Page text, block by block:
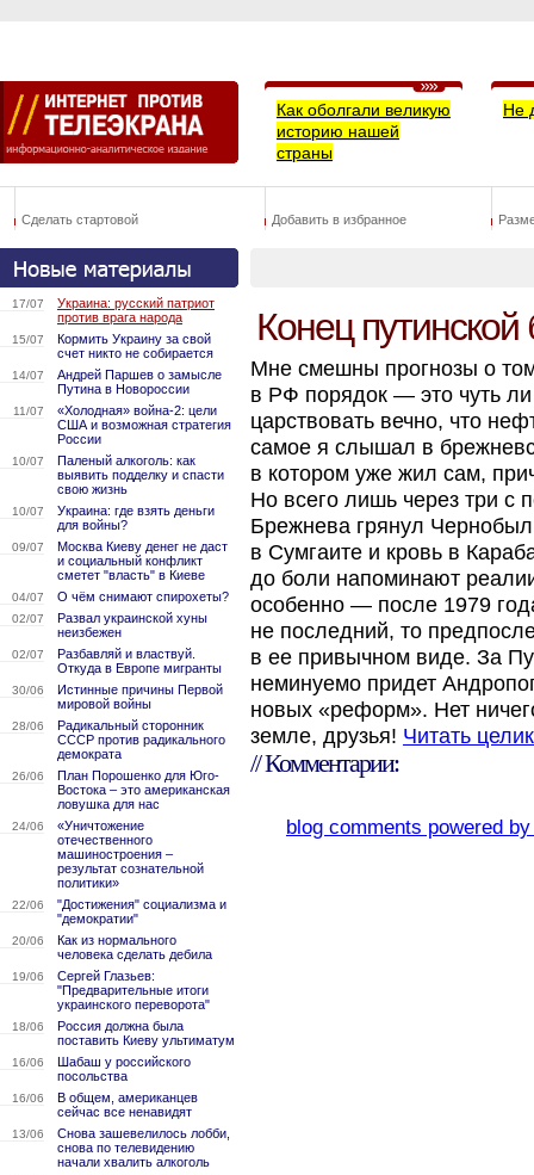
Как оболгали великую
историю нашей
страны
Не
Сделать стартовой Добавить в избранное
17/07
Украина: русский патриот
против врага народа
15/07
Кормить Украину за свой
счет никто не собирается
14/07
Андрей Паршев о замысле
Путина в Новороссии
11/07
«Холодная» война-2: цели
США и возможная стратегия
России
10/07
Паленый алкоголь: как
выявить подделку и спасти
свою жизнь
10/07
Украина: где взять деньги
для войны?
09/07
Москва Киеву денег не даст
и социальный конфликт
сметет "власть" в Киеве
04/07 О чём снимают спирохеты?
02/07
Развал украинской хуны
неизбежен
02/07
Разбавляй и властвуй.
Откуда в Европе мигранты
30/06
Истинные причины Первой
мировой войны
28/06
Радикальный сторонник
СССР против радикального
демократа
26/06
План Порошенко для Юго-
Востока – это американская
ловушка для нас
24/06
«Уничтожение
отечественного
машиностроения –
результат сознательной
политики»
22/06
"Достижения" социализма и
"демократии"
20/06
Как из нормального
человека сделать дебила
19/06
Сергей Глазьев:
"Предварительные итоги
украинского переворота"
18/06
Россия должна была
поставить Киеву ультиматум
16/06
Шабаш у российского
посольства
16/06
В общем, американцев
сейчас все ненавидят
13/06
Снова зашевелилось лобби,
снова по телевидению
начали хвалить алкоголь
Конец
Мне смешны прогнозы о
в РФ порядок — это чуть
царствовать вечно, что
самое я слышал в
в котором уже жил сам,
Но всего лишь через три с
Брежнева грянул
в Сумгаите и кровь в
до боли напоминают
особенно — после 1979
не последний, то
в ее привычном виде. За
неминуемо придет
новых «реформ». Нет
земле, друзья! Читать
// Комментарии:
blog comments powered